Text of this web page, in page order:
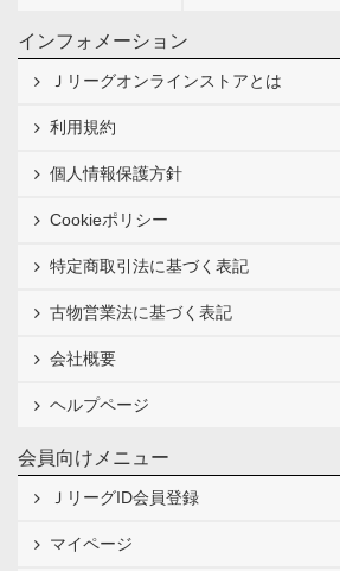
インフォメーション
Ｊリーグオンラインストアとは
利用規約
個人情報保護方針
Cookieポリシー
特定商取引法に基づく表記
古物営業法に基づく表記
会社概要
ヘルプページ
会員向けメニュー
ＪリーグID会員登録
マイページ